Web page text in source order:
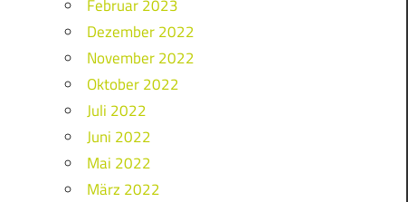
Februar 2023
Dezember 2022
November 2022
Oktober 2022
Juli 2022
Juni 2022
Mai 2022
März 2022